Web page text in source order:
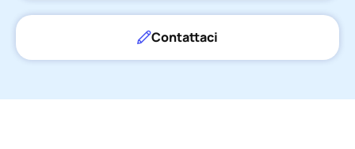
Contattaci